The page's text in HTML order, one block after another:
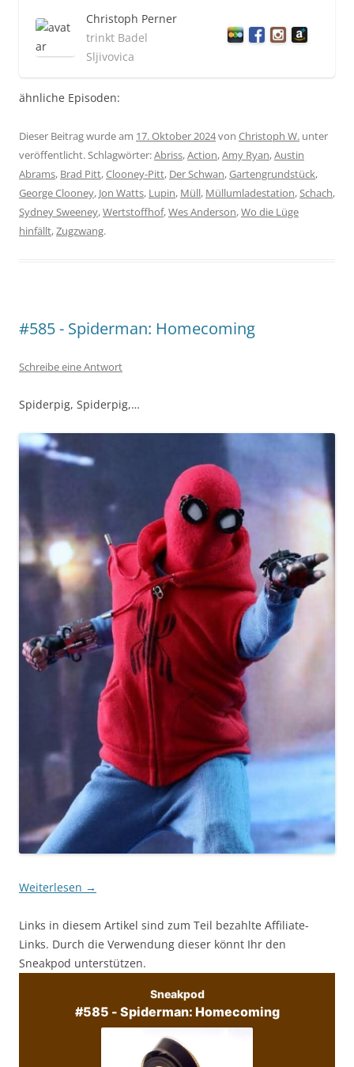
Christoph Perner
trinkt Badel
Sljivovica
ähnliche Episoden:
Dieser Beitrag wurde am 17. Oktober 2024von Christoph W. unter
veröffentlicht. Schlagwörter:Abriss,Action,Amy Ryan,Austin
Abrams, Brad Pitt,Clooney-Pitt, Der Schwan,Gartengrundstück,
George Clooney, Jon Watts, Lupin, Müll, Müllumladestation,Schach,
Sydney Sweeney,Wertstoffhof,Wes Anderson,Wo die Lüge
hinfällt,Zugzwang.
#585 - Spiderman: Homecoming
Schreibe eine Antwort
Spiderpig, Spiderpig,…
Weiterlesen →
Links in diesem Artikel sind zum Teil bezahlte Affiliate-
Links. Durch die Verwendung dieser könnt Ihr den
Sneakpod unterstützen.